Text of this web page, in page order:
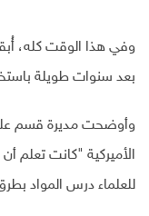
وفي هذا الوقت كله،
بعد سنوات طويلة
وأوضحت مديرة قسم
الأميركية "كانت تعلم
للعلماء درس المواد